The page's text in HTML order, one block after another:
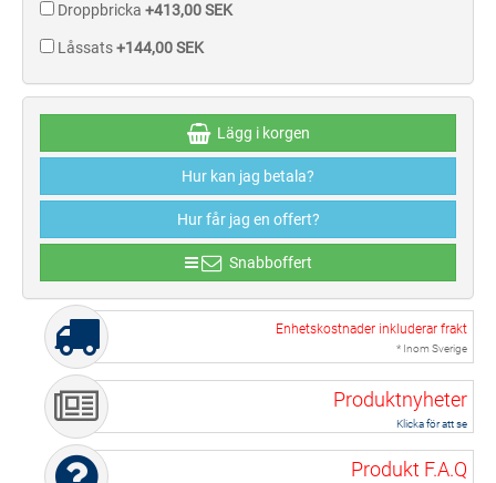
Lägg i korgen
Hur kan jag betala?
Hur får jag en offert?
Snabboffert
Droppbricka +413,00 SEK
Låssats+144,00 SEK
Enhetskostnader inkluderar frakt
* Inom Sverige
Produktnyheter
Klicka för att se
Produkt F.A.Q